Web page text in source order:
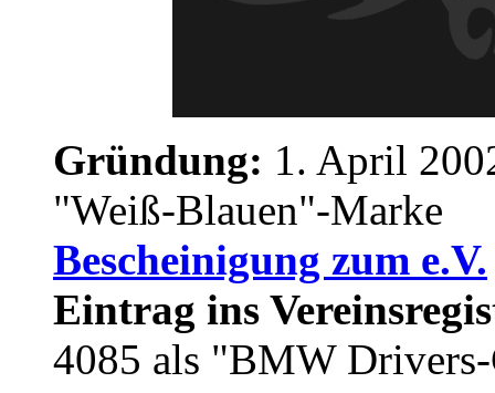
Gründung: 1. April
"Weiß-Blauen"-Marke
Bescheinigung zum e.V.
Eintrag ins
4085 als "BMW